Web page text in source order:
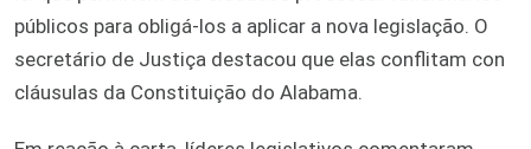
públicos para obligá-los a aplicar a nova legislação. O
secretário de Justiça destacou que elas conflitam con
cláusulas da Constituição do Alabama.